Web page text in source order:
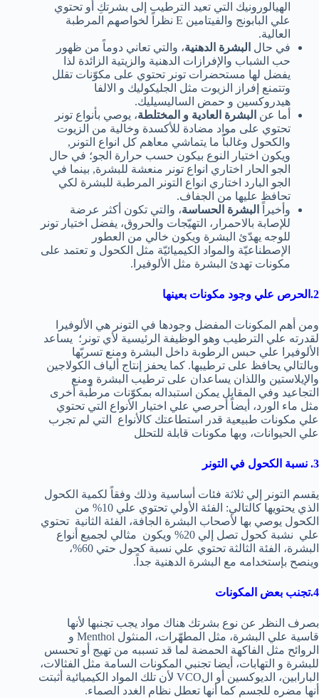
الهيالورونيك التي تعيد الترطيب إلى بشرتكِ أو تحتوي
علي البابونج والفيتامين E نظراً لخواصهم المرطبة
العالية.
في حال البشرة الدهنية، والتي تعاني دوماً من ظهور
حب الشباب والإفرازات الدهنية والزيتية الزائدة لذا
يفضل لها مستحضرات تونر تحتوي على مكوّنات تقلل
وتتمنع إفراز الزيوت مثل الجليكوليك و الالفا
هيدروكسين و حمض الساليسيليك.
أما عن البشرة العادية و المختلطة، يوصي بأنواع تونر
تحتوي على مواد مضادة للأكسدة وخالية من الزيوت
والكحول وغالباً ما يتماشي معاهم كل انواع التونر,
ويكون اختيار النوع بيكون حسب حرارة الجو؛ في حال
الجو الحار اختاري انواع تونر منعشة للبشرة, بينما في
الجو البارد اختاري انواع التونر المرطبة للبشرة لكي
تحافظ عليها من الجفاف.
وأخيراً
البشرة الحساسة، والتي تكون أكثر عرضة
للإصابة بالاحمرار، التهيّجات والحروق، يفضل اختيار تونر
للوجه يهدّئ البشرة ويكون خالي من العطور
الإصطناعيّة والمواد الكيميائيّة مثل الكحول و تعتمد على
مكونات تهدئ البشرة مثل الألوفيرا.
2.الحرص علي وجود مكونات بعينها
ومن أهم المكونات المفضل وجودها في التونر هي الألوفيرا
لقدرته علي الترطيب وهو الوظيفة الرئيسية لأي تونر؛ يساعد
الألوفيرا علي حبس الرطوبة داخل البشرة ومنع تسربّها
وبالتالي يحافظ على ترطيبها. كما يحفز إنتاج ألياف الكولاجين
والإيلاستين واللذان يساعدان على ترطيب البشرة ومنع
التجاعيد وفي المقابل يمكن استبداله بمكوّنات مرطّبة أخرى
مثل ماء الورد، أيضاً أحرصي علي اختيار الأنواع التي تحتوي
علي مكونات طبيعية قدر استطاعتك كالأنواع التي لم تجرب
علي الحيوانات، وبها مكونات قابلة للتحلل
3. نسبة الكحول في التونر
يقسم التونر إلي ثلاثة فئات أساسية وذلك وفقاً لكمية الكحول
الذي يحتويها كالتالي: الفئة الأولي تحتوي علي 10% من
الكحول يوصي بها لأصحاب البشرة الجافة، الفئة الثانية تحتوي
علي نشبة كحول تصل إلي 20% ويكون مثالي لجميع أنواع
البشرة، الفئة الثالثة تحتوي علي نسبة كحول حتي 60%،
وينصح بإستخدامه مع البشرة الدهنية جداً.
4.تجنب بعض المكونات
بصرف النظر عن نوع بشرتك هناك مواد يجب تجنبها لأنها
قاسية علي البشرة، مثل المطهّرات، المنثول Menthol و
الروائح مثل الفاكهة الحمضة لما قد تسببه من تهيج أو تحسس
للبشرة و التهابات، أيضا تجنبي المكونات السامة مثل الفثالات،
البارابين، الديوكسين أو الVCO لأن تلك المواد الكيميائية أثبتت
أنها مضره للجسم كما أنها تعطل نظام الغدد الصماء.